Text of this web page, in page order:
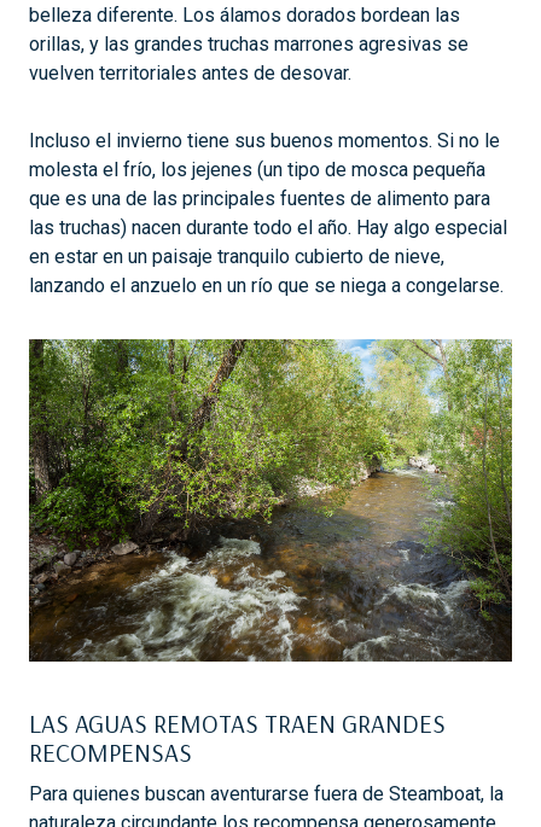
belleza diferente. Los álamos dorados bordean las
orillas, y las grandes truchas marrones agresivas se
vuelven territoriales antes de desovar.
Incluso el invierno tiene sus buenos momentos. Si no le
molesta el frío, los jejenes (un tipo de mosca pequeña
que es una de las principales fuentes de alimento para
las truchas) nacen durante todo el año. Hay algo especial
en estar en un paisaje tranquilo cubierto de nieve,
lanzando el anzuelo en un río que se niega a congelarse.
LAS AGUAS REMOTAS TRAEN GRANDES
RECOMPENSAS
Para quienes buscan aventurarse fuera de Steamboat, la
naturaleza circundante los recompensa generosamente.